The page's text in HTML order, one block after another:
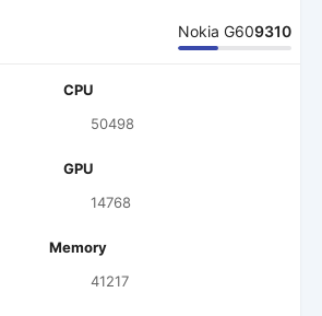
Nokia G609310
CPU
50498
GPU
14768
Memory
41217